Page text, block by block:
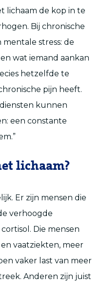
lichaam de kop in te
Bij chronische
mentale stress: de
wat iemand aankan
hetzelfde te
pijn heeft.
kunnen
een constante
lichaam?
Er zijn mensen die
verhoogde
Die mensen
vaatziekten, meer
vaker last van meer
Anderen zijn juist